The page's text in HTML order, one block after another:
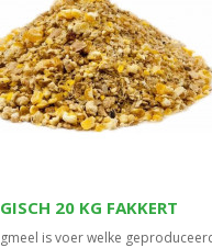
20 KG FAKKERT
is voer welke